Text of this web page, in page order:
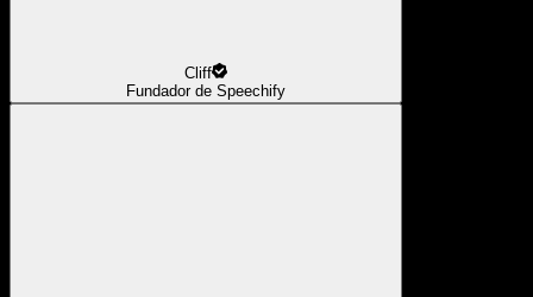
Cliff
Fundador de Speechify